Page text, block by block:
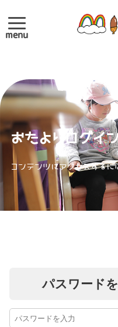
menu
おたよりログイ
コンテンツにアクセスする
パスワード